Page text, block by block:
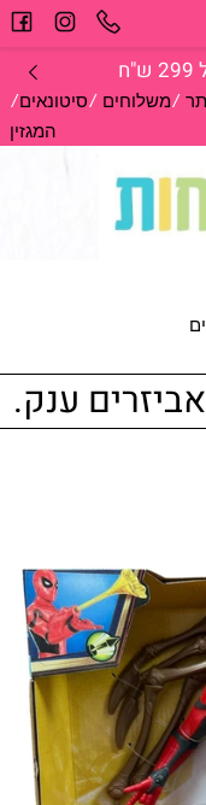
/משלוחים /סיטונאים/
המגזין
ענק.